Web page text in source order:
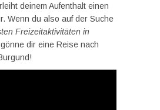
deinem Aufenthalt einen
Wenn du also auf der Suche
Freizeitaktivitäten in
dir eine Reise nach